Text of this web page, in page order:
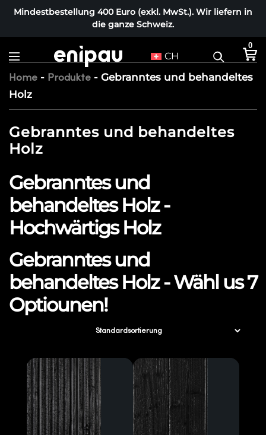
Mindestbestellung 400 Euro (exkl. MwSt.). Wir liefern in
die ganze Schweiz.
CH
0
Home - Produkte - Gebranntes und behandeltes
Holz
Gebranntes und behandeltes
Holz
Gebranntes und
behandeltes Holz -
Hochwärtigs Holz
Gebranntes und
behandeltes Holz - Wähl us 7
Optiounen!